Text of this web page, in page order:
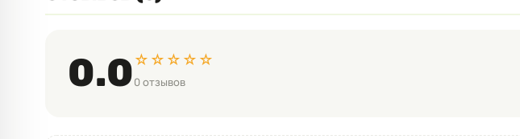
0.0☆☆☆☆☆
0 отзывов